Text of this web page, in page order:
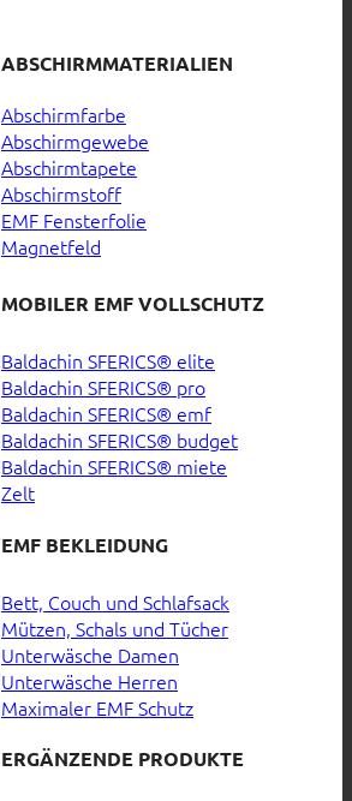
ABSCHIRMMATERIALIEN
Abschirmfarbe
Abschirmgewebe
Abschirmtapete
Abschirmstoff
EMF Fensterfolie
Magnetfeld
MOBILER EMF VOLLSCHUTZ
Baldachin SFERICS® elite
Baldachin SFERICS® pro
Baldachin SFERICS® emf
Baldachin SFERICS® budget
Baldachin SFERICS® miete
Zelt
EMF BEKLEIDUNG
Bett, Couch und Schlafsack
Mützen, Schals und Tücher
Unterwäsche Damen
Unterwäsche Herren
Maximaler EMF Schutz
ERGÄNZENDE PRODUKTE